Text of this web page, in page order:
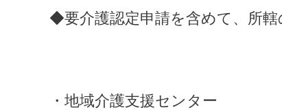
◆要介護認定申請を含めて、所轄
・地域介護支援センター